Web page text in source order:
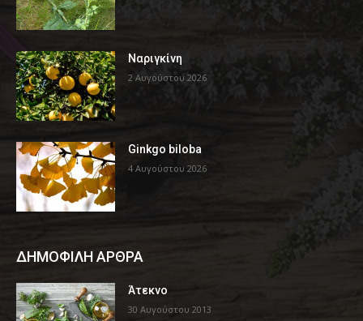
Ναριγκίνη
2 Αυγούστου 2026
Ginkgo biloba
4 Αυγούστου 2026
ΔΗΜΟΦΙΛΗ ΑΡΘΡΑ
Άτεκνο
30 Αυγούστου 2013